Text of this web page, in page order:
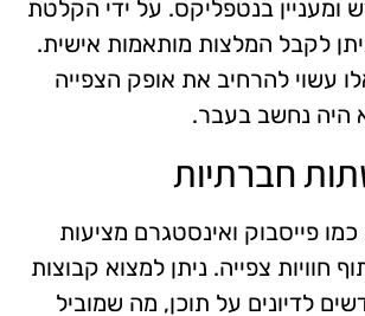
ומעניין בנטפליקס. על ידי הקלטת
לקבל המלצות מותאמות אישית.
עשוי להרחיב את אופק הצפייה
היה נחשב בעבר.
חברתיות
פייסבוק ואינסטגרם מציעות
חוויות צפייה. ניתן למצוא קבוצות
לדיונים על תוכן, מה שמוביל